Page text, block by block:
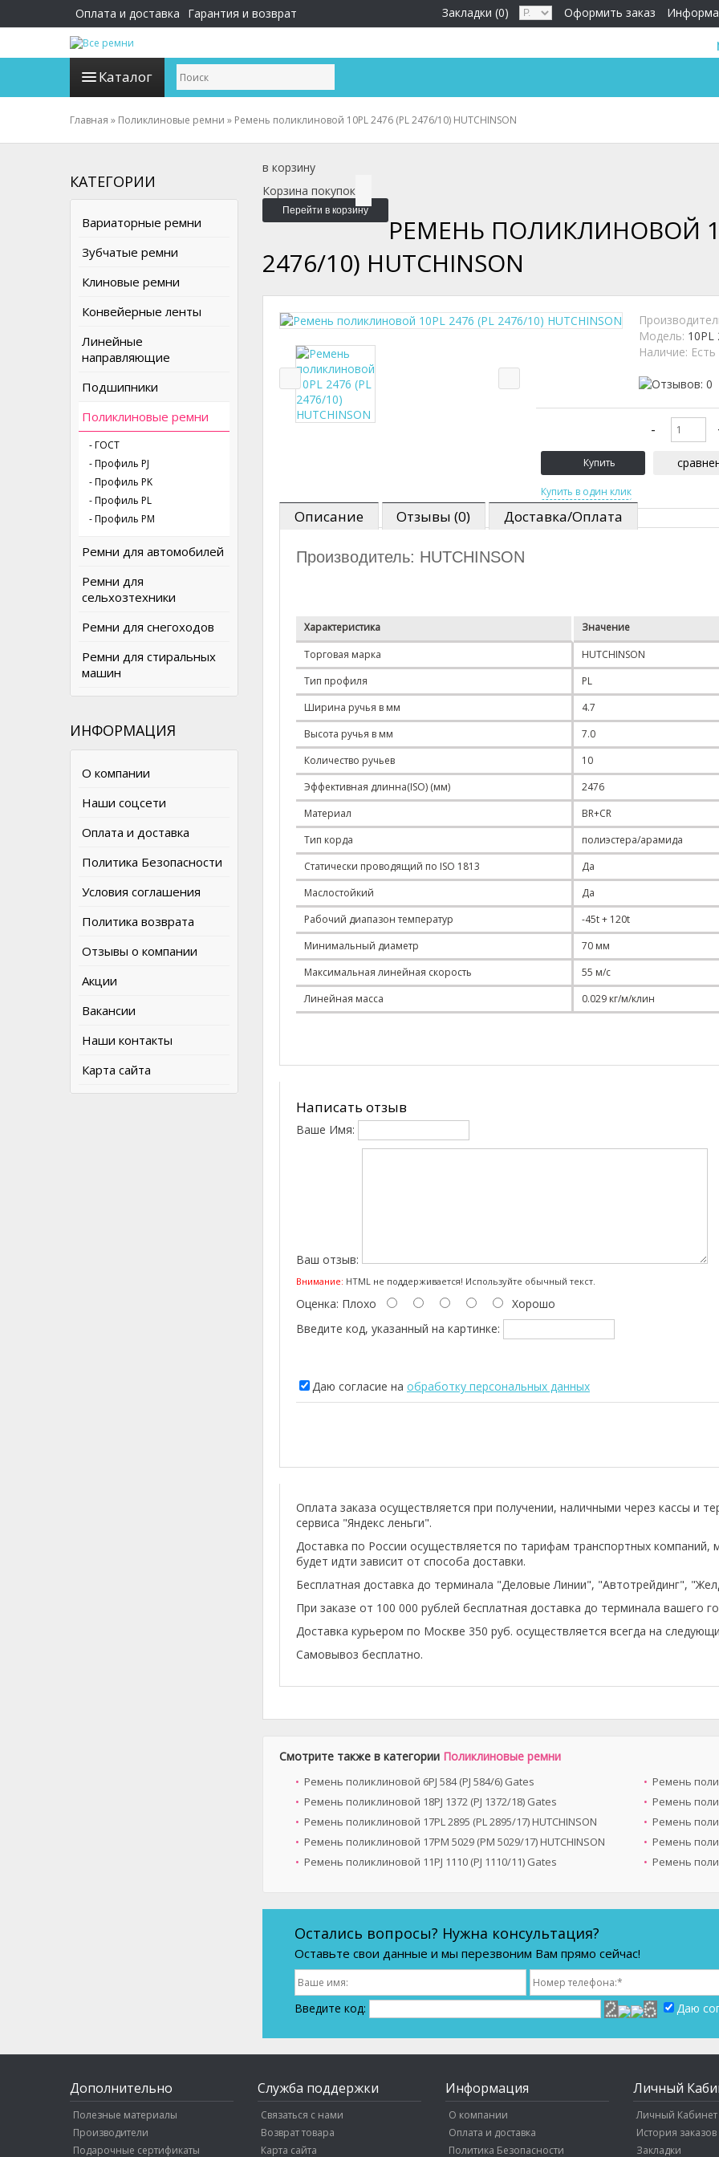
Оплата и доставка Гарантия и возврат Оформить заказ
Закладки (0)
Каталог
Главная » Поликлиновые ремни » Ремень поликлиновой 10PL 2476 (PL 2476/10) HUTCHINSON
КАТЕГОРИИ
Вариаторные ремни
Зубчатые ремни
Клиновые ремни
Конвейерные ленты
Линейные
направляющие
Подшипники
Поликлиновые ремни
- ГОСТ
- Профиль PJ
- Профиль PK
- Профиль PL
- Профиль PM
Ремни для автомобилей
Ремни для
сельхозтехники
Ремни для снегоходов
Ремни для стиральных
машин
ИНФОРМАЦИЯ
О компании
Наши соцсети
Оплата и доставка
Политика Безопасности
Условия соглашения
Политика возврата
Отзывы о компании
Акции
Вакансии
Наши контакты
Карта сайта
в корзину
Корзина покупок
Перейти в корзину
РЕМЕНЬ ПОЛИКЛИНОВОЙ
2476/10) HUTCHINSON
Модель: 10PL
Наличие:
Описание Отзывы (0) Доставка/Оплата
Производитель: HUTCHINSON
Характеристика
Значение
Торговая марка
HUTCHINSON
Тип профиля
PL
Ширина ручья в мм
4.7
Высота ручья в мм
7.0
Количество ручьев
10
Эффективная длинна(ISO) (мм)
2476
Материал
BR+CR
Тип корда
полиэстера/арамида
Статически проводящий по ISO 1813
Да
Маслостойкий
Да
Рабочий диапазон температур
-45t + 120t
Минимальный диаметр
70 мм
Максимальная линейная скорость
55 м/с
Линейная масса
0.029 кг/м/клин
Написать отзыв
Ваше Имя:
Ваш отзыв:
Внимание: HTML не поддерживается! Используйте обычный текст.
Оценка: Плохо
Хорошо
Введите код, указанный на картинке:
Даю согласие на обработку персональных данных
Оплата заказа осуществляется при получении, наличными через кассы и
сервиса "Яндекс леньги".
Доставка по России осуществляется по тарифам транспортных
будет идти зависит от способа доставки.
Бесплатная доставка до терминала "Деловые Линии", "Автотрейдинг",
При заказе от 100 000 рублей бесплатная доставка до терминала вашего
Доставка курьером по Москве 350 руб. осуществляется всегда на
Самовывоз бесплатно.
Смотрите также в категории Поликлиновые ремни
Ремень поликлиновой 6PJ 584 (PJ 584/6) Gates
Ремень
Ремень поликлиновой 18PJ 1372 (PJ 1372/18) Gates
Ремень
Ремень поликлиновой 17PL 2895 (PL 2895/17) HUTCHINSON
Ремень
Ремень поликлиновой 17PM 5029 (PM 5029/17) HUTCHINSON
Ремень
Ремень поликлиновой 11PJ 1110 (PJ 1110/11) Gates
Ремень
Остались вопросы? Нужна консультация?
Оставьте свои данные и мы перезвоним Вам прямо сейчас!
Введите код: Даю
Дополнительно
Полезные материалы
Производители
Подарочные сертификаты
Служба поддержки
Связаться с нами
Возврат товара
Карта сайта
Информация
О компании
Оплата и доставка
Политика Безопасности
Личный
Личный Кабинет
История заказов
Закладки